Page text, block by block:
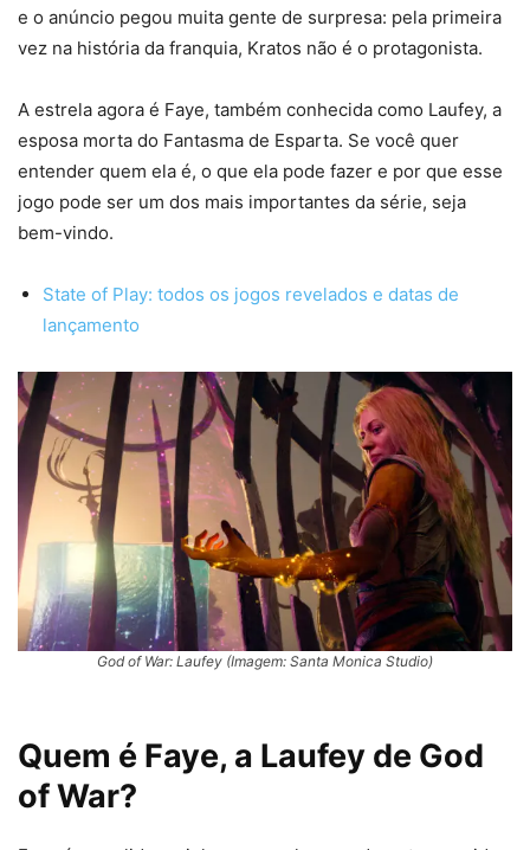
e o anúncio pegou muita gente de surpresa: pela primeira
vez na história da franquia, Kratos não é o protagonista.
A estrela agora é Faye, também conhecida como Laufey, a
esposa morta do Fantasma de Esparta. Se você quer
entender quem ela é, o que ela pode fazer e por que esse
jogo pode ser um dos mais importantes da série, seja
bem-vindo.
State of Play: todos os jogos revelados e datas de
lançamento
God of War: Laufey (Imagem: Santa Monica Studio)
Quem é Faye, a Laufey de God
of War?